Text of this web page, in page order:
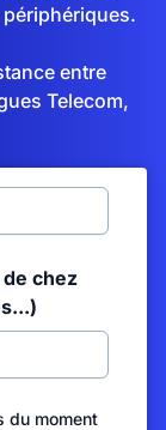
entre
Telecom,
chez
du moment